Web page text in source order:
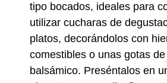
tipo bocados, ideales para
utilizar cucharas de
platos, decorándolos con
comestibles o unas gotas
balsámico. Preséntalos en